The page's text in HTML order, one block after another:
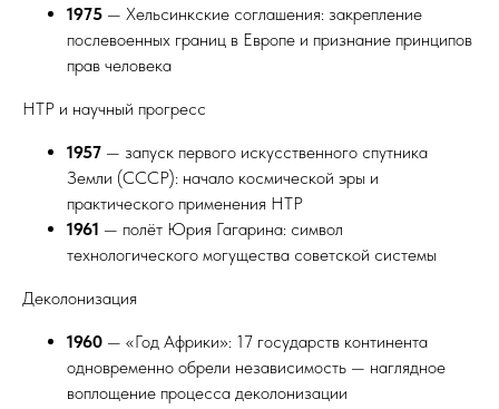
1975 — Хельсинкские соглашения: закрепление
послевоенных границ в Европе и признание принципов
прав человека
НТР и научный прогресс
1957 — запуск первого искусственного спутника
Земли (СССР): начало космической эры и
практического применения НТР
1961 — полёт Юрия Гагарина: символ
технологического могущества советской системы
Деколонизация
1960 — «Год Африки»: 17 государств континента
одновременно обрели независимость — наглядное
воплощение процесса деколонизации